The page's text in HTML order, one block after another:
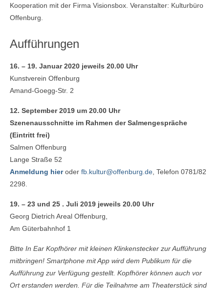
Kooperation mit der Firma Visionsbox. Veranstalter: Kulturbüro
Offenburg.
Aufführungen
16. – 19. Januar 2020 jeweils 20.00 Uhr
Kunstverein Offenburg
Amand-Goegg-Str. 2
12. September 2019 um 20.00 Uhr
Szenenausschnitte im Rahmen der Salmengespräche
(Eintritt frei)
Salmen Offenburg
Lange Straße 52
Anmeldung hieroder fb.kultur@offenburg.de, Telefon 0781/82
2298.
19. – 23 und 25 . Juli 2019 jeweils 20.00 Uhr
Georg Dietrich Areal Offenburg,
Am Güterbahnhof 1
Bitte In Ear Kopfhörer mit kleinen Klinkenstecker zur Aufführung
mitbringen! Smartphone mit App wird dem Publikum für die
Aufführung zur Verfügung gestellt. Kopfhörer können auch vor
Ort erstanden werden. Für die Teilnahme am Theaterstück sind